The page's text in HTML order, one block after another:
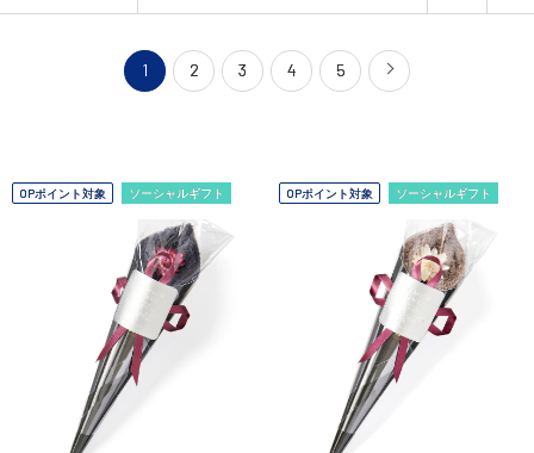
1 2 3 4 5
OPポイント対象 ソーシャルギフト OPポイント対象 ソーシャルギフト